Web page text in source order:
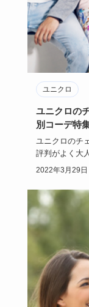
ユニクロ
ユニクロの
別コーデ特
ユニクロのチ
評判がよく大
ユニクロのチ
2022年3月29日